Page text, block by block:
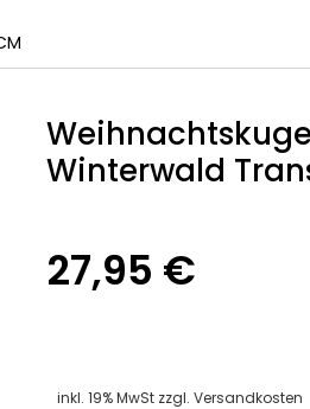
Winterwald
27,95 €
inkl. 19% MwSt zzgl. Versandkosten